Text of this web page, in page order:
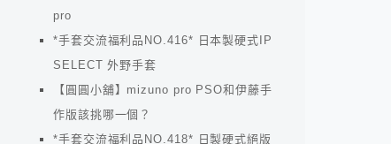
pro
*手套交流福利品NO.416* 日本製硬式IP
SELECT 外野手套
【圓圓小舖】mizuno pro PSO和伊藤手
作版該挑哪一個？
*手套交流福利品NO.418* 日製硬式絕版